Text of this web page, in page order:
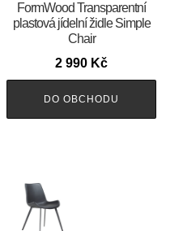
FormWood Transparentní
plastová jídelní židle Simple
Chair
2 990 Kč
DO OBCHODU